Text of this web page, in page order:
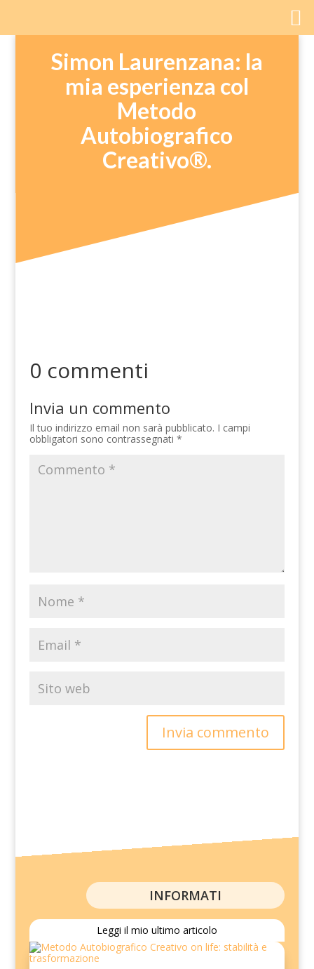
Simon Laurenzana: la
mia esperienza col
Metodo
Autobiografico
Creativo®.
0 commenti
Invia un commento
Il tuo indirizzo email non sarà pubblicato. I campi
obbligatori sono contrassegnati*
Invia commento
INFORMATI
Leggi il mio ultimo articolo